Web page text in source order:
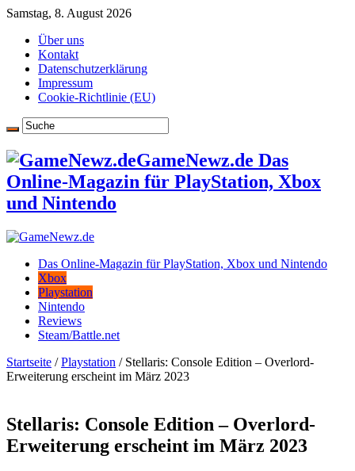
Samstag, 8. August 2026
Über uns
Kontakt
Datenschutzerklärung
Impressum
Cookie-Richtlinie (EU)
GameNewz.de Das
Online-Magazin für PlayStation, Xbox
und Nintendo
Das Online-Magazin für PlayStation, Xbox und Nintendo
Xbox
Playstation
Nintendo
Reviews
Steam/Battle.net
Startseite / Playstation / Stellaris: Console Edition – Overlord-
Erweiterung erscheint im März 2023
Stellaris: Console Edition – Overlord-
Erweiterung erscheint im März 2023